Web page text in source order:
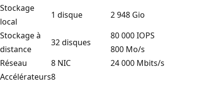
Stockage
local
1 disque
2 948 Gio
Stockage à
distance
32 disques
80 000 IOPS
800 Mo/s
Réseau
8 NIC
24 000 Mbits/s
Accélérateurs8